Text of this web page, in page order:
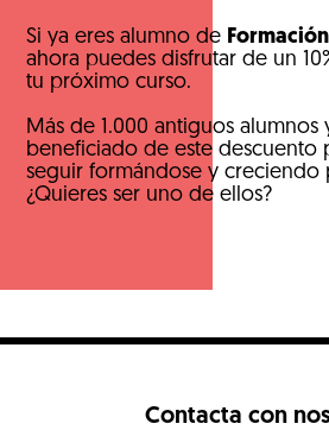
Si ya eres alumno de
ahora puedes disfrutar de un
tu próximo curso.
Más de 1.000 antiguos alumnos
beneficiado de este descuento
seguir formándose y creciendo
¿Quieres ser uno de ellos?
Contacta con